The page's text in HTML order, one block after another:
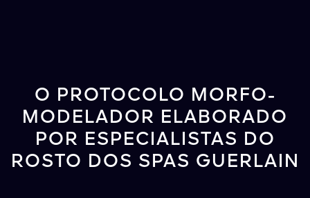
O PROTOCOLO MORFO-
MODELADOR ELABORADO
POR ESPECIALISTAS DO
ROSTO DOS SPAS GUERLAIN